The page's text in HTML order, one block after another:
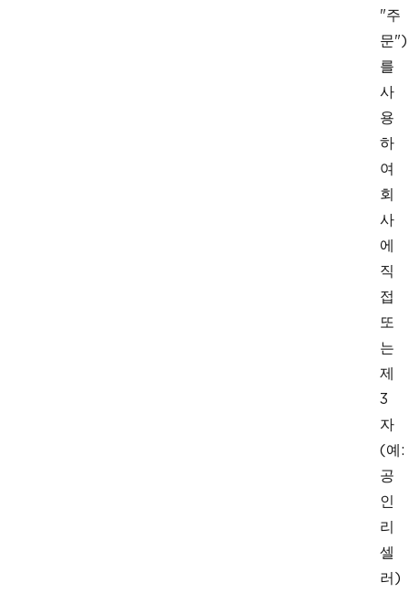
"주
문")
를
사
용
하
여
회
사
에
직
접
또
는
제
3
자
(예:
공
인
리
셀
러)